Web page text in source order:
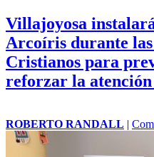
Villajoyosa
Arcoíris durante
Cristianos para
reforzar la
ROBERTO RANDALL |